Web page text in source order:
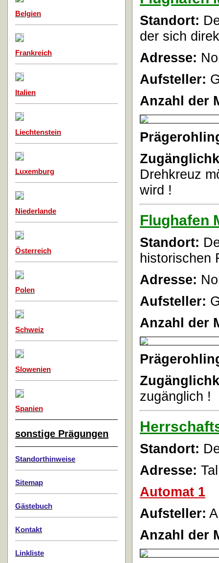
Belgien
Frankreich
Italien
Liechtenstein
Luxemburg
Niederlande
Österreich
Polen
Schweiz
Slowenien
Spanien
sonstige Prägungen
Standorthinweise
Sitemap
Gästebuch
Kontakt
Linkliste
Standort:
der sich
Adresse:
Aufsteller:
Anzahl der
Drehkreuz
wird !
Flughafen
Standort:
historischen
Adresse:
Aufsteller:
Anzahl der
zugänglich !
Standort:
Adresse:
Automat 1
Aufsteller:
Anzahl der